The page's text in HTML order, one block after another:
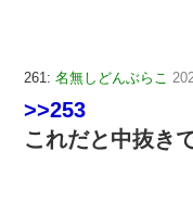
261: 名無しどんぶらこ
>>253
これだと中抜き